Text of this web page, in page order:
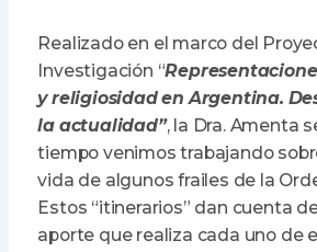
Realizado en el marco del
Investigación “
y religiosidad en Argentina.
la actualidad”, la Dra. Amenta
tiempo venimos trabajando
vida de algunos frailes de la
Estos “itinerarios” dan cuenta
aporte que realiza cada uno de